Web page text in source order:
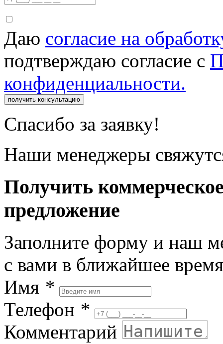
Даю согласие на
подтверждаю согласие с
конфиденциальности.
получить консультацию
Спасибо за заявку!
Наши менеджеры
Получить
предложение
Заполните форму и наш
с вами в ближайшее время
Имя *
Телефон *
Комментарий